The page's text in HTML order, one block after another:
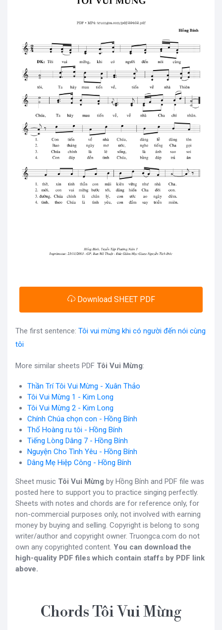
Download SHEET PDF
The first sentence: Tôi vui mừng khi có người đến nói cùng
tôi
More similar sheets PDF Tôi Vui Mừng:
Thần Trí Tôi Vui Mừng - Xuân Thảo
Tôi Vui Mừng 1 - Kim Long
Tôi Vui Mừng 2 - Kim Long
Chính Chúa chọn con - Hồng Bính
Thổ Hoàng ru tôi - Hồng Bính
Tiếng Lòng Dâng 7 - Hồng Bính
Nguyện Cho Tình Yêu - Hồng Bính
Dâng Mẹ Hiệp Công - Hồng Bính
Sheet music Tôi Vui Mừng by Hồng Bính and PDF file was
posted here to support you to practice singing perfectly.
Sheets with notes and chords are for reference only, for
non-commercial purposes only, not involved with earning
money by buying and selling. Copyright is belong to song
writer/author and copyright owner. Truongca.com do not
own any copyrighted content. You can download the
high-quality PDF files which contain staffs by PDF link
above.
Chords Tôi Vui Mừng